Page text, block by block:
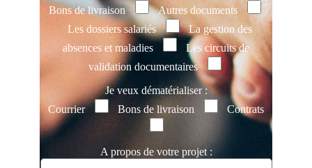
Bons de livraison
Autres documents
Les dossiers salariés
La gestion des
absences et maladies
Les circuits de
validation documentaires
Je veux dématérialiser :
Courrier
Bons de livraison Contrats
A propos de votre projet :